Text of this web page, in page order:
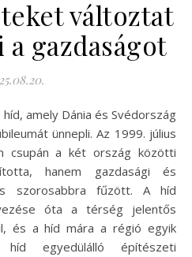
változtat
gazdaságot
ünnepli. Az 1999. július
csupán a két ország közötti
hanem gazdasági és
szorosabbra fűzött. A híd
óta a térség jelentős
és a híd mára a régió egyik
egyedülálló építészeti